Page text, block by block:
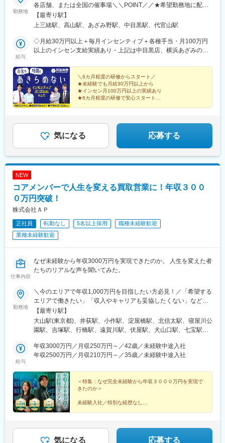
勤務地
各店舗、または全国の催事場＼＼POINT／／★希望勤務地に配属
★U・Iターン歓迎★飯塚・高山はオープニングスタッフ募集★飯
塚店、高山店はマイカー通勤OK★催事担当は直行直帰OK（1）店
福岡県飯塚市有安429-1・新飯塚駅より車で11分■買取大吉 高山
駅前店・岐阜県高山市昭和町1-320 佐古ビル1階・高山駅より徒
野1-3-3 第2金子ハイツ1F・あざみ野駅より徒歩2分■買取大吉 中
目黒駅前店東京都目黒区上目黒1-17-8 細田ビル1F・中目黒駅より
徒歩3分（2）催事 ※直行直帰OK■勤務エリアは全国一都三県を
中心に、各地のスーパーマーケットや商業施設、ホームセンター
のイベントブースでのお仕事です。
【最寄り駅】
上三緒駅、高山駅、あざみ野駅、中目黒駅、代官山駅
給与
◇月給30万円以上＋毎月インセンティブ＋各種手当・月100万円
以上のインセン支給実績あり・上記は中目黒店、横浜あざみの店
毎月インセンティブ＋各種手当になります。※給与は経験・能力を
考慮の上で決定します。＼豊かな経験をお持ちの方は優遇／◇月
給35万円以上＋毎月インセンティブ＋各種手当※給与は経験・能
力を考慮の上で決定します。【年収例】年収1200万円／入社3年
目／インセンティブ月50万円以上年収550万円／入社1年目／イン
＼6カ月程度の研修からスタート／
★未経験でも月給30万円以上から
★インセン月100万円以上の実績あり
★6カ月程度の研修で安心スタート
気になる 応募する
NEW
コアメンバーで人生を変える買取営業に！年収３００
０万円突破！
株式会社ＡＰ
正社員 転勤なし 5名以上採用
職種未経験歓迎
業種未経験歓迎
仕事内容
なぜ未経験から年収3000万円を実現できたのか。 人生を変えた者
たちのリアルな声を聞いてみた。
勤務地
＼今のエリアで年収1,000万円を目指したい方必見！／「希望する
エリアで働きたい」「収入やキャリアも妥協したくない」など、
一人ひとりの希望や生活環境を伺い、最適な配属先を決定します
◎地域に根ざして働きつつ、キャリアアップや高収入を目指せる
環境をご用意しています。【本社】 大阪府大阪市中央区伏見町4
東エリアを中心としたプロジェクト先（勤務地は、ご希望や現在
のお住まいを考慮して決定します◎）※転居を伴う転勤はありませ
【最寄り駅】
大山駅(東京都)、井荻駅、小作駅、淀屋橋駅、北信太駅、寝屋川公
園駅、吉塚駅、行橋駅、遠賀川駅、伏屋駅、犬山口駅、七宝駅、
駅、九重駅、滑河駅、大網駅、蛍池駅、三木駅(神戸電鉄線)、山陽
網干駅、山城青谷駅、五位堂駅、学園前駅(奈良県)、三瀬谷駅、亀
線)、久津川駅、和歌山港駅、前橋大島駅、吉井駅(群馬県)、つく
ば駅、下妻駅、高久駅、ゆいの杜東駅、西ノ口駅、磐田駅、土岐
市駅、鵜沼宿駅、モレラ岐阜駅、上田駅、新居浜駅、伊予三島
駅、川之江駅、高島駅(岡山県)、早島駅、高瀬駅(香川県)、滝の茶
屋駅、具同駅、あき総合病院前駅、山田西町駅、廿日市駅、広
(ＩＲいしかわ鉄道線)、西加積駅、東野尻駅、三沢駅(青森県)、板
柳駅、脇ノ沢駅、石鳥谷駅、矢幅駅、扇田駅、十文字駅、原ノ町
給与
年収3000万円／月収250万円～／42歳／未経験中途入社
年収2500万円／月収210万円～／35歳／未経験中途入社
＜特集：なぜ完全未経験から年収３０００万円を実現で
きたのか＞
未経験入社／特別な経歴なし
人生を変えた、リアルな声を集めました。
気になる 応募する